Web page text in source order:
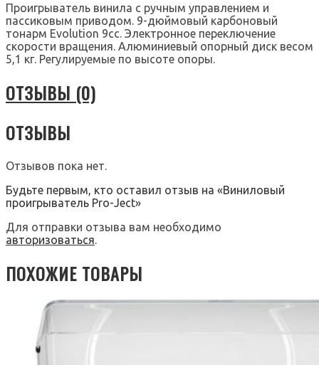
Проигрыватель винила с ручным управлением и
пассиковым приводом. 9-дюймовый карбоновый
тонарм Evolution 9cc. Электронное переключение
скорости вращения. Алюминиевый опорный диск весом
5,1 кг. Регулируемые по высоте опоры.
ОТЗЫВЫ (0)
ОТЗЫВЫ
Отзывов пока нет.
Будьте первым, кто оставил отзыв на «Виниловый
проигрыватель Pro-Ject»
Для отправки отзыва вам необходимо
авторизоваться.
ПОХОЖИЕ ТОВАРЫ